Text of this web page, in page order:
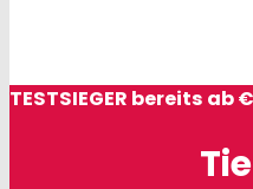
TESTSIEGER bereits ab